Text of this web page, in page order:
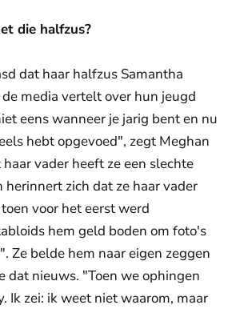
die halfzus?
dat haar halfzus Samantha
media vertelt over hun jeugd
eens wanneer je jarig bent en nu
hebt opgevoed", zegt Meghan
vader heeft ze een slechte
herinnert zich dat ze haar vader
voor het eerst werd
hem geld boden om foto's
Ze belde hem naar eigen zeggen
dat nieuws. "Toen we ophingen
Ik zei: ik weet niet waarom, maar